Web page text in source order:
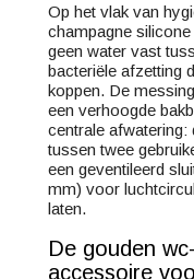
Op het vlak van
champagne
geen water vast
bacteriële afzetting
koppen. De
een verhoogde
centrale afwatering:
tussen twee
een geventileerd
mm) voor
laten.
De gouden
accessoire